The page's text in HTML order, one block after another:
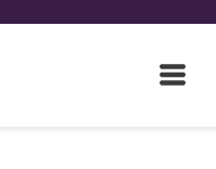
Open
Main